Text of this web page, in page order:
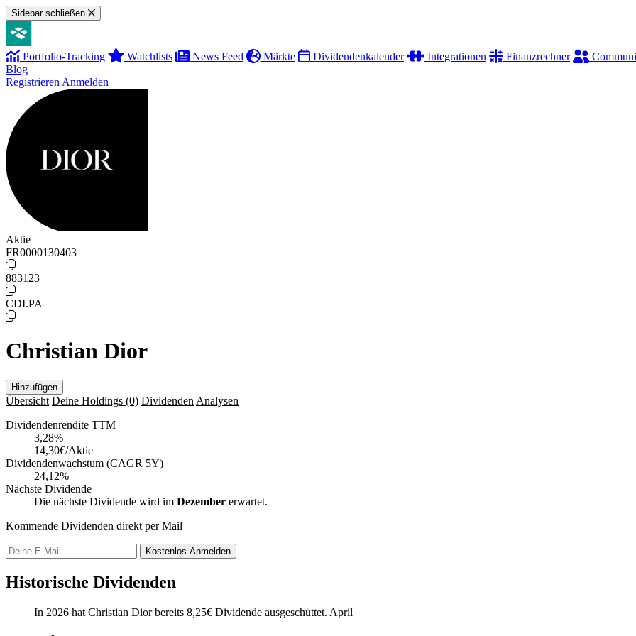
Sidebar schließen
Portfolio-Tracking Watchlists News Feed Märkte Dividendenkalender Integrationen Finanzrechner
Blog
Registrieren Anmelden
Aktie
FR0000130403
883123
CDI.PA
Christian Dior
Hinzufügen
Übersicht Deine Holdings (0) Dividenden Analysen
Dividendenrendite TTM
3,28%
14,30€/Aktie
Dividendenwachstum (CAGR 5Y)
24,12%
Nächste Dividende
Die nächste Dividende wird im Dezember erwartet.
Kommende Dividenden direkt per Mail
Kostenlos Anmelden
Historische Dividenden
In 2026 hat Christian Dior bereits 8,25€ Dividende ausgeschüttet. April